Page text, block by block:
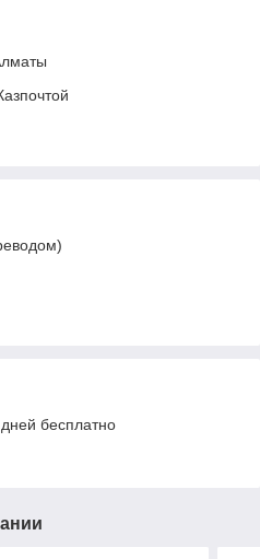
бесплатно